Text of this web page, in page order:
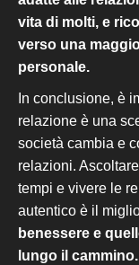
vita di molti, e
verso una
personale.
In conclusione, è
relazione è una
società cambia e
relazioni.
tempi e vivere le
autentico è il
benessere e
lungo il cammino.